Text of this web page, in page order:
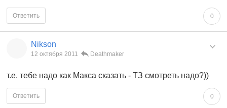
0
Ответить
Nikson
12 октября 2011 Deathmaker
т.е. тебе надо как Макса сказать - ТЗ смотреть надо?))
0
Ответить